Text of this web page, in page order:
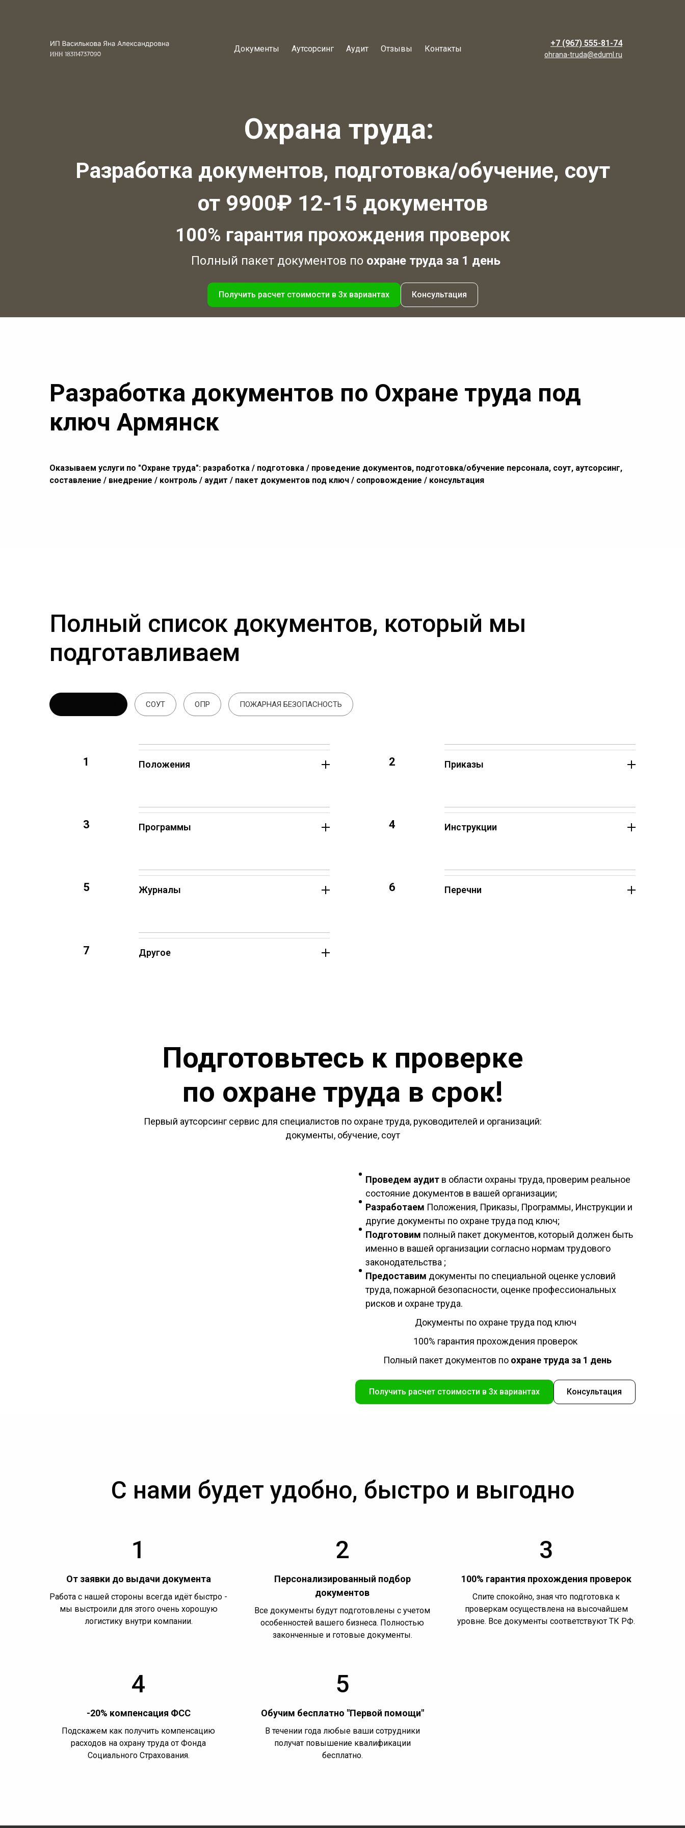
Документы Аутсорсинг Аудит Отзывы Контакты
+7 (967) 555-81-74
ohrana-truda@eduml.ru
Охрана труда:
Разработка документов, подготовка/обучение, соут
от 9900₽ 12-15 документов
100% гарантия прохождения проверок
Полный пакет документов по охране труда за 1 день
Получить расчет стоимости в 3х вариантах Консультация
Разработка документов по Охране труда под
ключ Армянск
Оказываем услуги по "Охране труда": разработка / подготовка / проведение документов, подготовка/обучение персонала, соут, аутсорсинг,
составление / внедрение / контроль / аудит / пакет документов под ключ / сопровождение / консультация
Полный список документов, который мы
подготавливаем
СОУТ ОПР ПОЖАРНАЯ БЕЗОПАСНОСТЬ
1 Положения 2 Приказы
3 Программы 4 Инструкции
5 Журналы 6 Перечни
7 Другое
Подготовьтесь к проверке
по охране труда в срок!
Первый аутсорсинг сервис для специалистов по охране труда, руководителей и организаций:
документы, обучение, соут
Проведем аудит в области охраны труда, проверим реальное
состояние документов в вашей организации;
Разработаем Положения, Приказы, Программы, Инструкции и
другие документы по охране труда под ключ;
Подготовим полный пакет документов, который должен быть
именно в вашей организации согласно нормам трудового
законодательства ;
Предоставим документы по специальной оценке условий
труда, пожарной безопасности, оценке профессиональных
рисков и охране труда.
Документы по охране труда под ключ
100% гарантия прохождения проверок
Полный пакет документов по охране труда за 1 день
Получить расчет стоимости в 3х вариантах Консультация
С нами будет удобно, быстро и выгодно
1
От заявки до выдачи документа
Работа с нашей стороны всегда идёт быстро -
мы выстроили для этого очень хорошую
логистику внутри компании.
2
Персонализированный подбор
документов
Все документы будут подготовлены с учетом
особенностей вашего бизнеса. Полностью
законченные и готовые документы.
3
100% гарантия прохождения проверок
Спите спокойно, зная что подготовка к
проверкам осуществлена на высочайшем
уровне. Все документы соответствуют ТК РФ.
4
-20% компенсация ФСС
Подскажем как получить компенсацию
расходов на охрану труда от Фонда
Социального Страхования.
5
Обучим бесплатно "Первой помощи"
В течении года любые ваши сотрудники
получат повышение квалификации
бесплатно.